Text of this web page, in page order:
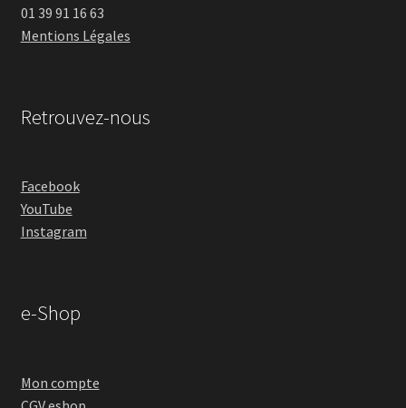
01 39 91 16 63
Mentions Légales
Retrouvez-nous
Facebook
YouTube
Instagram
e-Shop
Mon compte